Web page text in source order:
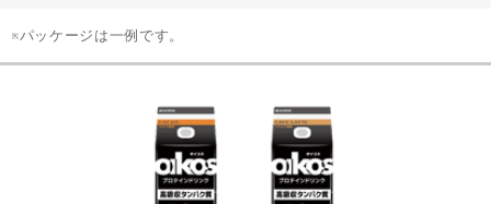
※パッケージは一例です。